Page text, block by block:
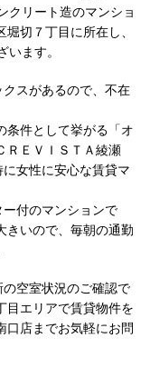
クリート造のマンショ
切７丁目に所在し、
ます。
スがあるので、不在
条件として挙がる「オ
ＲＥＶＩＳＴＡ綾瀬
に女性に安心な賃貸マ
付のマンションで
きいので、毎朝の通勤
空室状況のご確認で
目エリアで賃貸物件を
口店までお気軽にお問